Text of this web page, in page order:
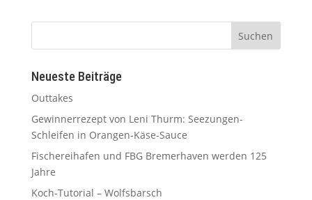
Neueste Beiträge
Outtakes
Gewinnerrezept von Leni Thurm: Seezungen-
Schleifen in Orangen-Käse-Sauce
Fischereihafen und FBG Bremerhaven werden 125
Jahre
Koch-Tutorial – Wolfsbarsch